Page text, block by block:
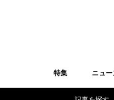
特集 ニュー